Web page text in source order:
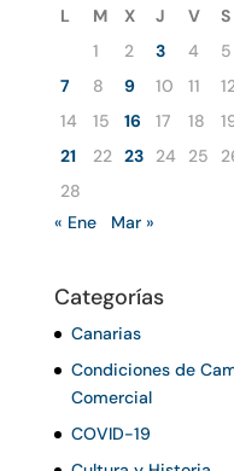
L M X J V S
1
2 3 4 5
7
8 9 10 11
14
15 16 17 18
21
22 23 24 25
28
« Ene
Mar »
Categorías
Canarias
Condiciones de
Comercial
COVID-19